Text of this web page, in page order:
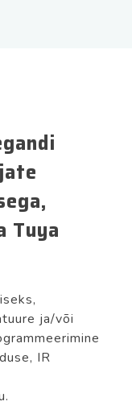
Tuya
ja/või
IR